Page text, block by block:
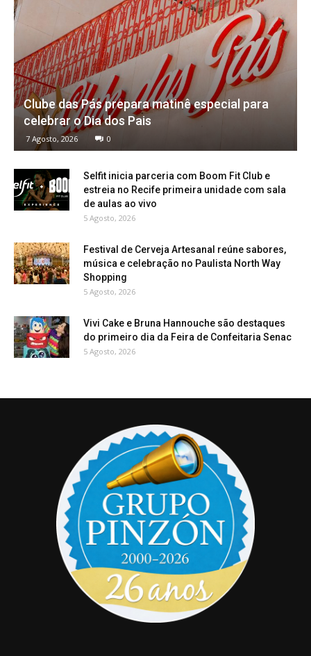
Clube das Pás prepara matinê especial para
celebrar o Dia dos Pais
7 Agosto, 2026 0
Selfit inicia parceria com Boom Fit Club e
estreia no Recife primeira unidade com sala
de aulas ao vivo
5 Agosto, 2026
Festival de Cerveja Artesanal reúne sabores,
música e celebração no Paulista North Way
Shopping
5 Agosto, 2026
Vivi Cake e Bruna Hannouche são destaques
do primeiro dia da Feira de Confeitaria Senac
5 Agosto, 2026